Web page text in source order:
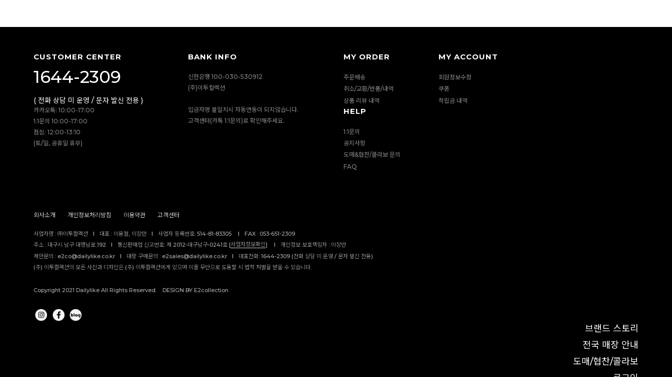
CUSTOMER CENTER
1644-2309
( 전화 상담 미 운영 / 문자 발신 전용 )
카카오톡: 10:00-17:00
1:1문의 10:00-17:00
점심: 12:00-13:10
(토/일, 공휴일 휴무)
BANK INFO
신한은행 100-030-530912
(주)이투컬렉션
입금자명 불일치시 자동연동이 되지않습니다.
고객센터(카톡 1:1문의)로 확인해주세요.
MY ORDER
주문배송
취소/교환/반품/내역
상품 리뷰 내역
MY ACCOUNT
회원정보수정
쿠폰
적립금 내역
HELP
1:1문의
공지사항
도매&협찬/콜라보 문의
FAQ
회사소개 개인정보처리방침 이용약관 고객센터
사업자명 : ㈜이투컬렉션 I 대표 : 이용철, 이창만 I 사업자 등록번호: 514-81-83305 I
FAX : 053-651-2309
주소 : 대구시 남구 대명남로 192
I 통신판매업 신고번호: 제 2012-대구남구-0241호 [사업자정보확인] I
개인정보 보호책임자 : 이창만
제안문의 : e2co@dailylike.co.kr
I 대량 구매문의 : e2sales@dailylike.co.kr I
대표전화: 1644-2309 (전화 상담 미 운영 / 문자 발신 전용)
(주) 이투컬렉션의 모든 사진과 디자인은 (주) 이투컬렉션에게 있으며 이를 무단으로 도용할 시 법적 처벌을 받을 수 있습니다.
Copyright 2021 Dailylike All Rights Reserved. DESIGN BY E2collection
브랜드 스토리
전국 매장 안내
도매/협찬/콜라보